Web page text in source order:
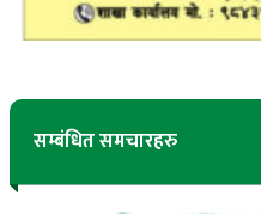
सम्बंधित समचारहरु